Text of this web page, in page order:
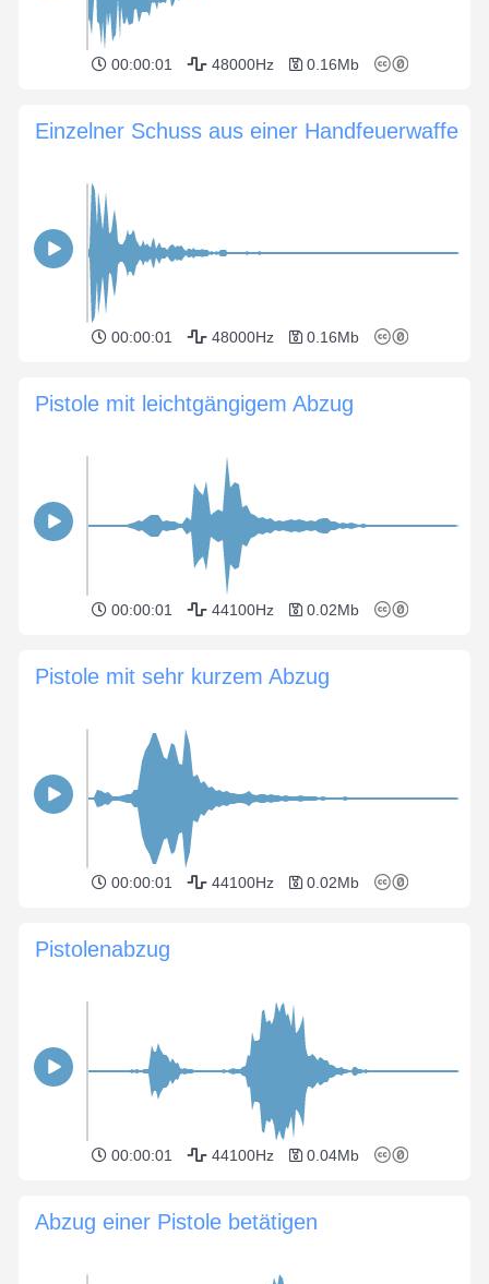
00:00:01 48000Hz 0.16Mb
Einzelner Schuss aus einer Handfeuerwaffe
00:00:01 48000Hz 0.16Mb
Pistole mit leichtgängigem Abzug
00:00:01 44100Hz 0.02Mb
Pistole mit sehr kurzem Abzug
00:00:01 44100Hz 0.02Mb
Pistolenabzug
00:00:01 44100Hz 0.04Mb
Abzug einer Pistole betätigen